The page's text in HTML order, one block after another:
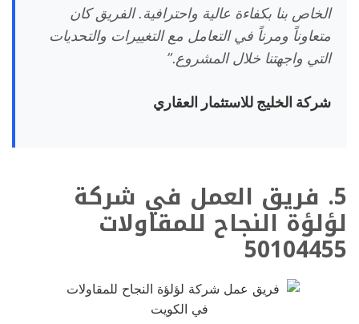
الخاص بنا بكفاءة عالية واحترافية. الفريق كان
متعاوناً ومرناً في التعامل مع التغييرات والتحديات
التي واجهتنا خلال المشروع.”
شركة الخليج للاستثمار العقاري
5. فريق العمل في شركة
لؤلؤة النجاح للمقاولات
50104455